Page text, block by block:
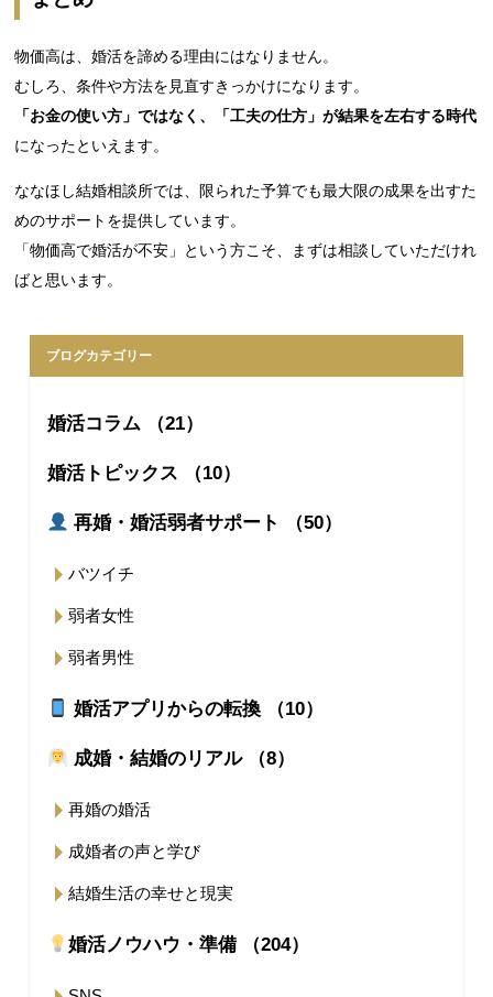
物価高は、婚活を諦める理由にはなりません。
むしろ、条件や方法を見直すきっかけになります。
「お金の使い方」ではなく、「工夫の仕方」が結果を左右する時代
になったといえます。
ななほし結婚相談所では、限られた予算でも最大限の成果を出すた
めのサポートを提供しています。
「物価高で婚活が不安」という方こそ、まずは相談していただけれ
ばと思います。
ブログカテゴリー
婚活コラム （21）
婚活トピックス （10）
再婚・婚活弱者サポート （50）
バツイチ
弱者女性
弱者男性
婚活アプリからの転換 （10）
成婚・結婚のリアル （8）
再婚の婚活
成婚者の声と学び
結婚生活の幸せと現実
婚活ノウハウ・準備 （204）